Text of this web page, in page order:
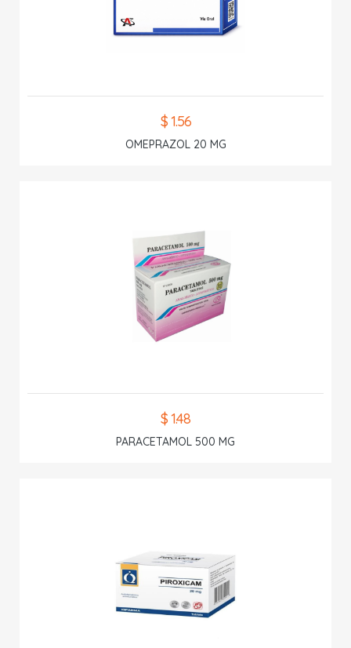
$ 1.56
OMEPRAZOL 20 MG
$ 1.48
PARACETAMOL 500 MG